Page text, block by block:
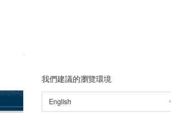
我們建議的瀏覽環境